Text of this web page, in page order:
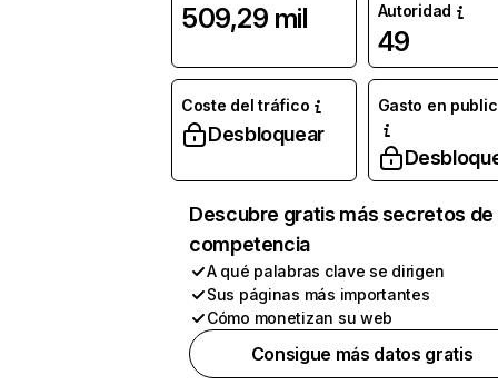
509,29 mil
Autoridad
49
Coste del tráfico
Desbloquear
Gasto en
Descubre gratis más secretos de
competencia
A qué palabras clave se dirigen
Sus páginas más importantes
Cómo monetizan su web
Consigue más datos gratis